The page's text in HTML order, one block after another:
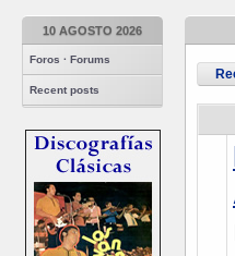
10 AGOSTO 2026
Foros · Forums
Recent posts